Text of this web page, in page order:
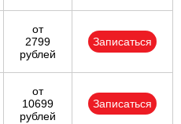
от
2799
рублей
Записаться
от
10699
рублей
Записаться